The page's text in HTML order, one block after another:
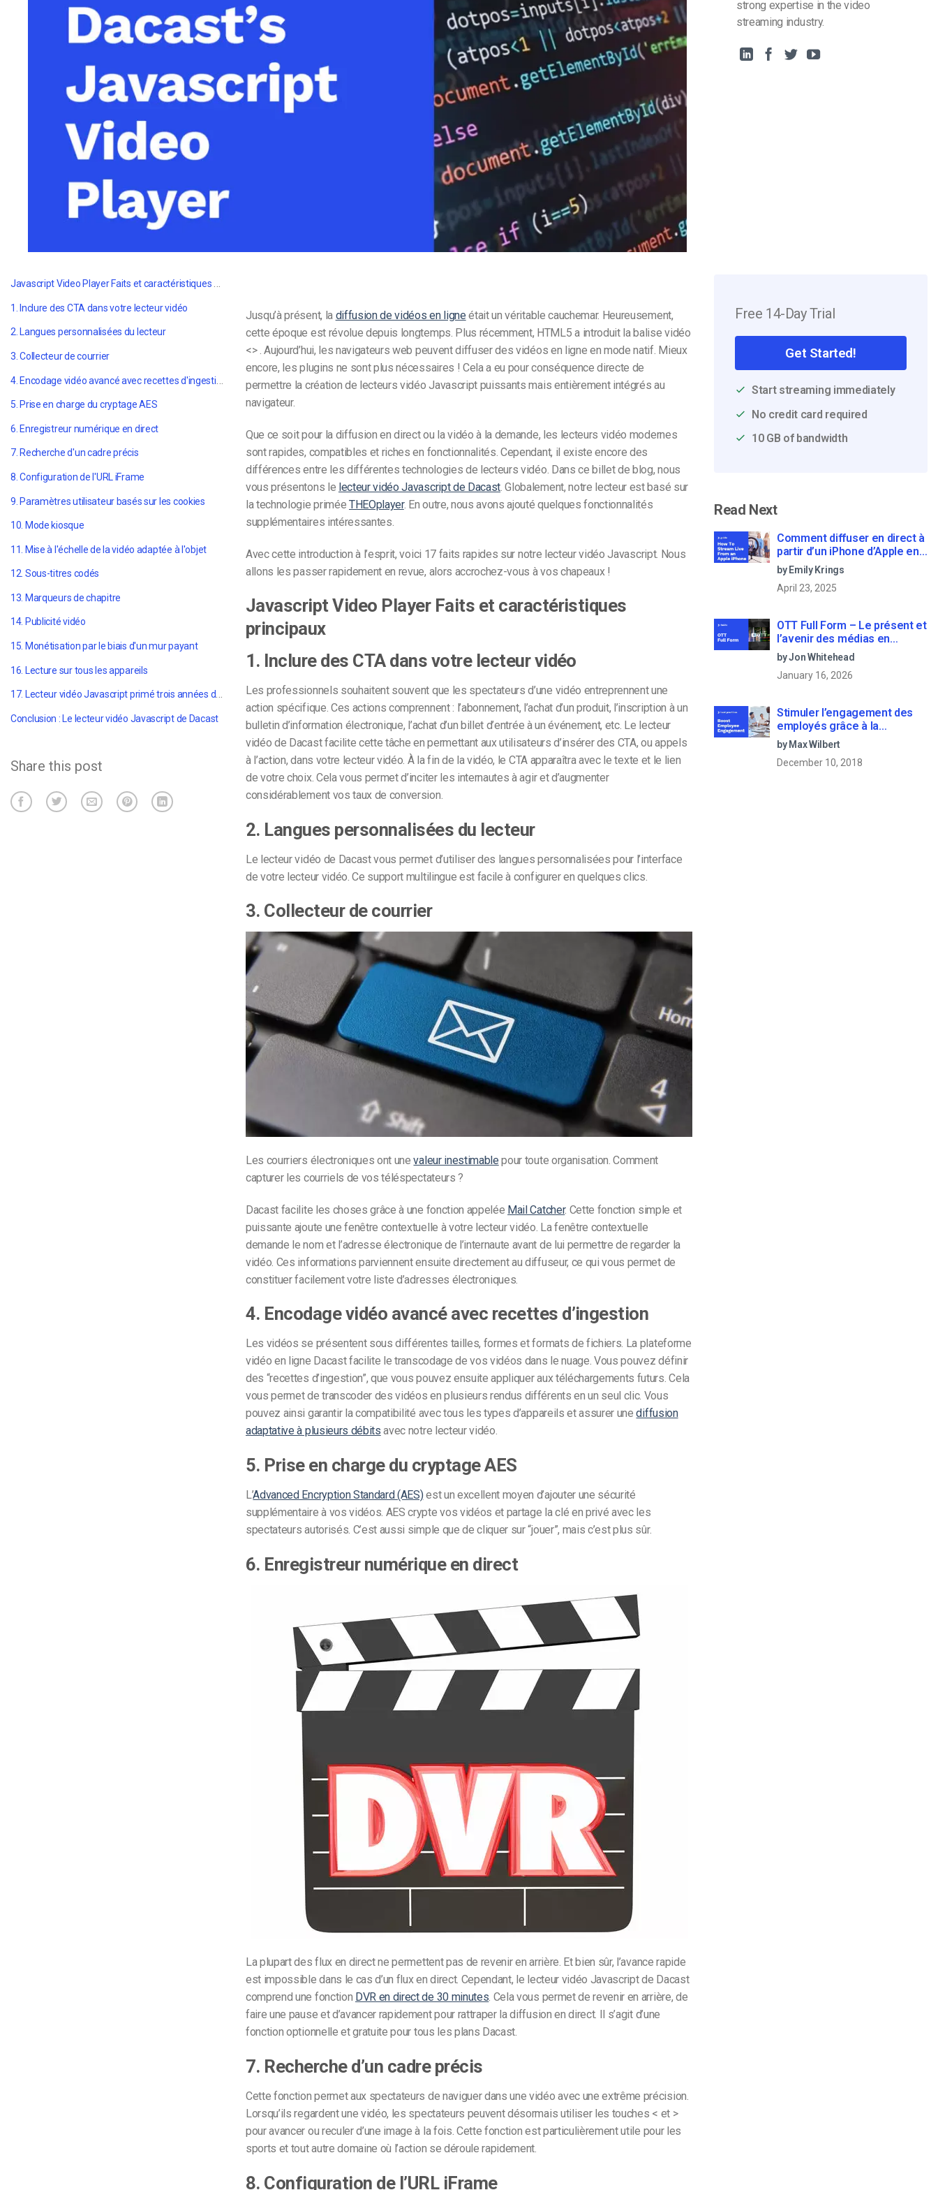
CMS vidéo
Confidentialité et sécurité
Monétisation vidéo
Marketing vidéo
d’apprentissage en ligne
strong expertise in the video
streaming industry.
Javascript Video Player Faits et caractéristiques principaux
1. Inclure des CTA dans votre lecteur vidéo
2. Langues personnalisées du lecteur
3. Collecteur de courrier
5. Prise en charge du cryptage AES
6. Enregistreur numérique en direct
7. Recherche d'un cadre précis
8. Configuration de l'URL iFrame
9. Paramètres utilisateur basés sur les cookies
10. Mode kiosque
11. Mise à l'échelle de la vidéo adaptée à l'objet
12. Sous-titres codés
13. Marqueurs de chapitre
14. Publicité vidéo
15. Monétisation par le biais d'un mur payant
16. Lecture sur tous les appareils
17. Lecteur vidéo Javascript primé trois années de suite
Conclusion : Le lecteur vidéo Javascript de Dacast
Share this post
Jusqu’à présent, la diffusion de vidéos en ligne était un véritable cauchemar. Heureusement,
cette époque est révolue depuis longtemps. Plus récemment, HTML5 a introduit la balise vidéo
<> . Aujourd’hui, les navigateurs web peuvent diffuser des vidéos en ligne en mode natif. Mieux
encore, les plugins ne sont plus nécessaires ! Cela a eu pour conséquence directe de
permettre la création de lecteurs vidéo Javascript puissants mais entièrement intégrés au
navigateur.
Que ce soit pour la diffusion en direct ou la vidéo à la demande, les lecteurs vidéo modernes
sont rapides, compatibles et riches en fonctionnalités. Cependant, il existe encore des
différences entre les différentes technologies de lecteurs vidéo. Dans ce billet de blog, nous
vous présentons le lecteur vidéo Javascript de Dacast . Globalement, notre lecteur est basé sur
la technologie primée THEOplayer. En outre, nous avons ajouté quelques fonctionnalités
supplémentaires intéressantes.
Avec cette introduction à l’esprit, voici 17 faits rapides sur notre lecteur vidéo Javascript. Nous
allons les passer rapidement en revue, alors accrochez-vous à vos chapeaux !
Javascript Video Player Faits et caractéristiques
principaux
1. Inclure des CTA dans votre lecteur vidéo
Les professionnels souhaitent souvent que les spectateurs d’une vidéo entreprennent une
action spécifique. Ces actions comprennent : l’abonnement, l’achat d’un produit, l’inscription à un
bulletin d’information électronique, l’achat d’un billet d’entrée à un événement, etc. Le lecteur
vidéo de Dacast facilite cette tâche en permettant aux utilisateurs d’insérer des CTA, ou appels
à l’action, dans votre lecteur vidéo. À la fin de la vidéo, le CTA apparaîtra avec le texte et le lien
de votre choix. Cela vous permet d’inciter les internautes à agir et d’augmenter
considérablement vos taux de conversion.
2. Langues personnalisées du lecteur
Le lecteur vidéo de Dacast vous permet d’utiliser des langues personnalisées pour l’interface
de votre lecteur vidéo. Ce support multilingue est facile à configurer en quelques clics.
3. Collecteur de courrier
Les courriers électroniques ont unevaleur inestimable pour toute organisation. Comment
capturer les courriels de vos téléspectateurs ?
Dacast facilite les choses grâce à une fonction appelée Mail Catcher. Cette fonction simple et
puissante ajoute une fenêtre contextuelle à votre lecteur vidéo. La fenêtre contextuelle
demande le nom et l’adresse électronique de l’internaute avant de lui permettre de regarder la
vidéo. Ces informations parviennent ensuite directement au diffuseur, ce qui vous permet de
constituer facilement votre liste d’adresses électroniques.
4. Encodage vidéo avancé avec recettes d’ingestion
Les vidéos se présentent sous différentes tailles, formes et formats de fichiers. La plateforme
vidéo en ligne Dacast facilite le transcodage de vos vidéos dans le nuage. Vous pouvez définir
des “recettes d’ingestion”, que vous pouvez ensuite appliquer aux téléchargements futurs. Cela
vous permet de transcoder des vidéos en plusieurs rendus différents en un seul clic. Vous
pouvez ainsi garantir la compatibilité avec tous les types d’appareils et assurer unediffusion
adaptative à plusieurs débits avec notre lecteur vidéo.
5. Prise en charge du cryptage AES
L’Advanced Encryption Standard (AES)est un excellent moyen d’ajouter une sécurité
supplémentaire à vos vidéos. AES crypte vos vidéos et partage la clé en privé avec les
spectateurs autorisés. C’est aussi simple que de cliquer sur “jouer”, mais c’est plus sûr.
6. Enregistreur numérique en direct
La plupart des flux en direct ne permettent pas de revenir en arrière. Et bien sûr, l’avance rapide
est impossible dans le cas d’un flux en direct. Cependant, le lecteur vidéo Javascript de Dacast
comprend une fonction DVR en direct de 30 minutes. Cela vous permet de revenir en arrière, de
faire une pause et d’avancer rapidement pour rattraper la diffusion en direct. Il s’agit d’une
fonction optionnelle et gratuite pour tous les plans Dacast.
7. Recherche d’un cadre précis
Cette fonction permet aux spectateurs de naviguer dans une vidéo avec une extrême précision.
Lorsqu’ils regardent une vidéo, les spectateurs peuvent désormais utiliser les touches < et >
pour avancer ou reculer d’une image à la fois. Cette fonction est particulièrement utile pour les
sports et tout autre domaine où l’action se déroule rapidement.
8. Configuration de l’URL iFrame
Free 14-Day Trial
Get Started!
Start streaming immediately
No credit card required
10 GB of bandwidth
Read Next
Comment diffuser en direct à
partir d’un iPhone d’Apple en
6 étapes faciles
by Emily Krings
April 23, 2025
OTT Full Form – Le présent et
l’avenir des médias en
continu
by Jon Whitehead
January 16, 2026
Stimuler l’engagement des
employés grâce à la
communication d’entreprise
en direct
by Max Wilbert
December 10, 2018